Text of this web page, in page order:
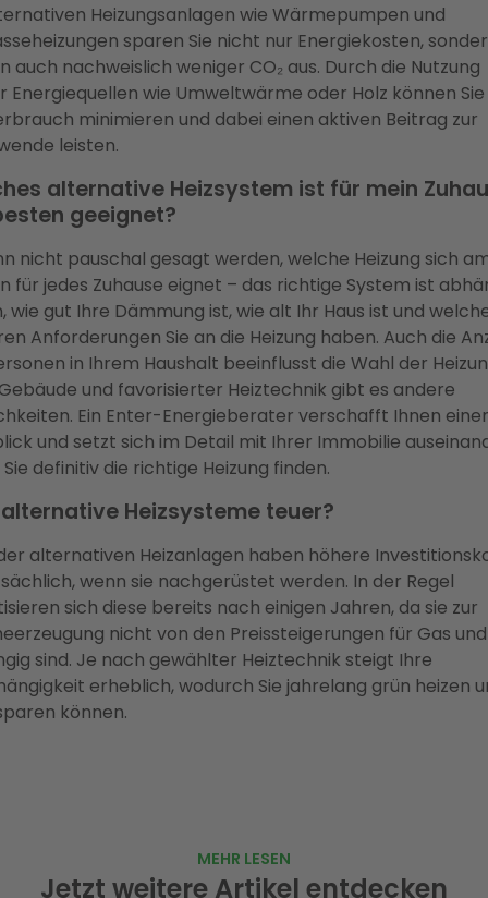
Heizungsanlagen wie Wärmepumpen und
sparen Sie nicht nur Energiekosten,
auch nachweislich weniger CO₂ aus. Durch die Nutzung
Energiequellen wie Umweltwärme oder Holz können
minimieren und dabei einen aktiven Beitrag zur
leisten.
alternative Heizsystem ist für mein
geeignet?
nicht pauschal gesagt werden, welche Heizung sich
für jedes Zuhause eignet – das richtige System ist
wie gut Ihre Dämmung ist, wie alt Ihr Haus ist und
Anforderungen Sie an die Heizung haben. Auch die
in Ihrem Haushalt beeinflusst die Wahl der
und favorisierter Heiztechnik gibt es andere
Ein Enter-Energieberater verschafft Ihnen
und setzt sich im Detail mit Ihrer Immobilie
definitiv die richtige Heizung finden.
Heizsysteme teuer?
alternativen Heizanlagen haben höhere
wenn sie nachgerüstet werden. In der Regel
sich diese bereits nach einigen Jahren, da sie zur
nicht von den Preissteigerungen für Gas
sind. Je nach gewählter Heiztechnik steigt Ihre
erheblich, wodurch Sie jahrelang grün heizen
können.
MEHR LESEN
Jetzt weitere Artikel entdecken